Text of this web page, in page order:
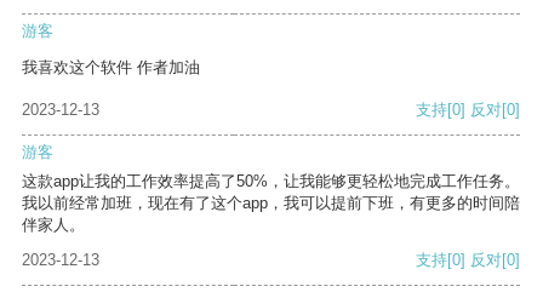
游客
我喜欢这个软件 作者加油
2023-12-13 支持[0] 反对[0]
游客
这款app让我的工作效率提高了50%，让我能够更轻松地完成工作任务。
我以前经常加班，现在有了这个app，我可以提前下班，有更多的时间陪
伴家人。
2023-12-13
支持[0] 反对[0]